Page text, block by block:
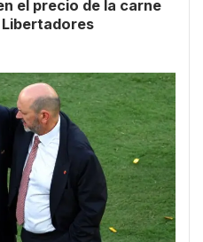
el precio de la carne